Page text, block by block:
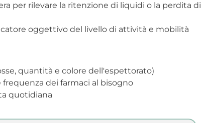
per rilevare la ritenzione di liquidi o la perdita di
oggettivo del livello di attività e mobilità
quantità e colore dell'espettorato)
dei farmaci al bisogno
quotidiana